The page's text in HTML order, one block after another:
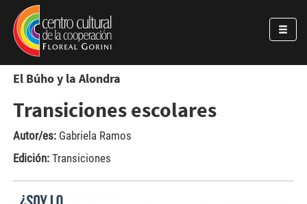
Pasar al contenido principal
Jump to main content
El Búho y la Alondra
Transiciones escolares
Autor/es: Gabriela Ramos
Edición: Transiciones